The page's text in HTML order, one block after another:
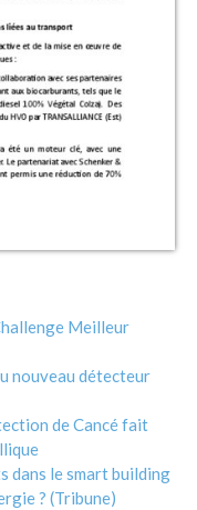
Meilleur
nouveau détecteur
de Cancé fait
dans le smart building
? (Tribune)